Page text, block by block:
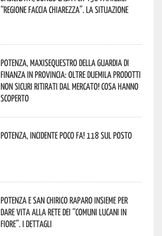
“Regione faccia chiarezza”. La situazione
Potenza, maxisequestro della Guardia di
Finanza in provincia: oltre duemila prodotti
non sicuri ritirati dal mercato! Cosa hanno
scoperto
Potenza, incidente poco fa! 118 sul posto
Potenza e San Chirico Raparo insieme per
dare vita alla rete dei “Comuni Lucani in
Fiore”. I dettagli